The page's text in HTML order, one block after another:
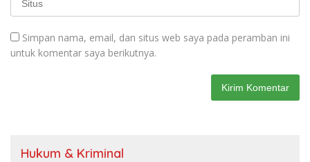
Simpan nama, email, dan situs web saya pada peramban ini
untuk komentar saya berikutnya.
Hukum & Kriminal